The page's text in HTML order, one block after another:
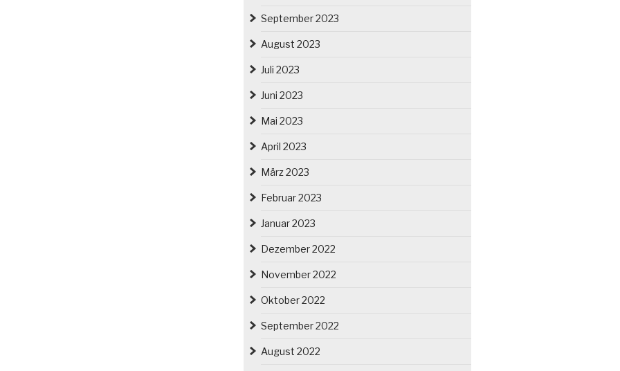
September 2023
August 2023
Juli 2023
Juni 2023
Mai 2023
April 2023
März 2023
Februar 2023
Januar 2023
Dezember 2022
November 2022
Oktober 2022
September 2022
August 2022